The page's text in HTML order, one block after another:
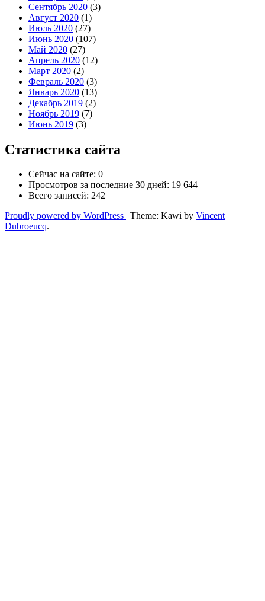
Сентябрь 2020 (3)
Август 2020 (1)
Июль 2020 (27)
Июнь 2020 (107)
Май 2020 (27)
Апрель 2020 (12)
Март 2020 (2)
Февраль 2020 (3)
Январь 2020 (13)
Декабрь 2019 (2)
Ноябрь 2019 (7)
Июнь 2019 (3)
Статистика сайта
Сейчас на сайте: 0
Просмотров за последние 30 дней: 19 644
Всего записей: 242
Proudly powered by WordPress | Theme: Kawi by Vincent
Dubroeucq.